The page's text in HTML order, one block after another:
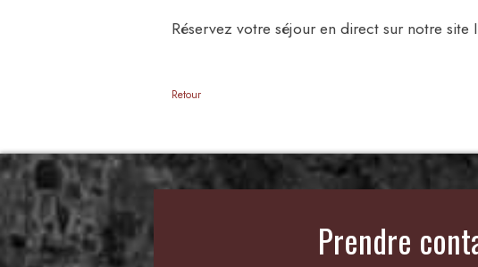
Réservez votre séjour en direct sur notre site
Retour
Prendre